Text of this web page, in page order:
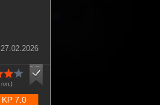
27.02.2026
гол.)
KP 7.0